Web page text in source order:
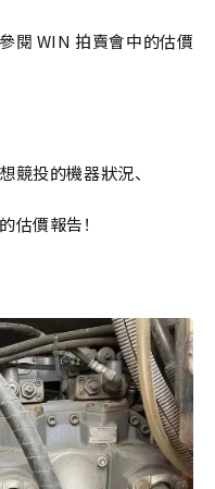
閱 WIN 拍賣會中的估價
競投的機器狀況、
估價報告！